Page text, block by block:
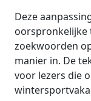
Deze
oorspronkelijke
zoekwoorden
manier in. De
voor lezers die